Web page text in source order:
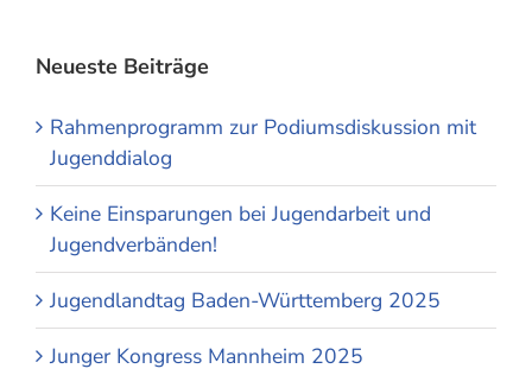
Neueste Beiträge
Rahmenprogramm zur Podiumsdiskussion mit
Jugenddialog
Keine Einsparungen bei Jugendarbeit und
Jugendverbänden!
Jugendlandtag Baden-Württemberg 2025
Junger Kongress Mannheim 2025